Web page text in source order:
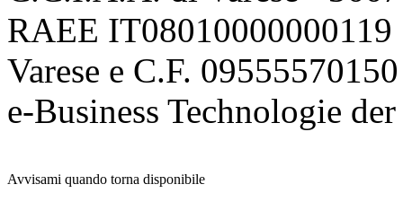
RAEE
Varese e C.F. 09555570150
e-Business Technologie
Avvisami quando torna disponibile